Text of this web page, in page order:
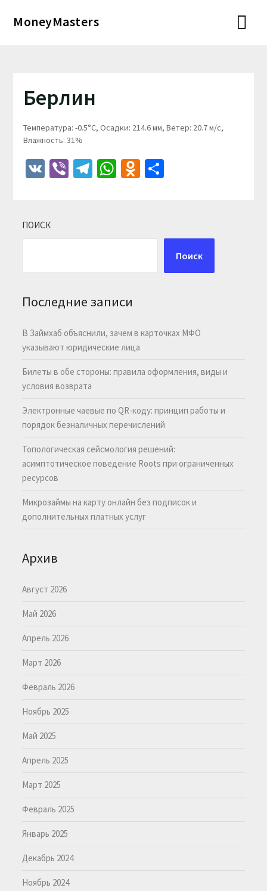
MoneyMasters
Берлин
Температура: -0.5°C, Осадки: 214.6 мм, Ветер: 20.7 м/с,
Влажность: 31%
VKViberTelegram
WhatsApp
Odnoklassniki
Отправить
ПОИСК
Поиск
Последние записи
В Займхаб объяснили, зачем в карточках МФО
указывают юридические лица
Билеты в обе стороны: правила оформления, виды и
условия возврата
Электронные чаевые по QR-коду: принцип работы и
порядок безналичных перечислений
Топологическая сейсмология решений:
асимптотическое поведение Roots при ограниченных
ресурсов
Микрозаймы на карту онлайн без подписок и
дополнительных платных услуг
Архив
Август 2026
Май 2026
Апрель 2026
Март 2026
Февраль 2026
Ноябрь 2025
Май 2025
Апрель 2025
Март 2025
Февраль 2025
Январь 2025
Декабрь 2024
Ноябрь 2024